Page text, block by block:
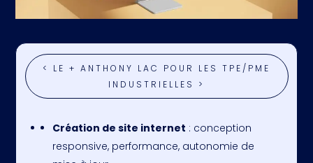
< LE + ANTHONY LAC POUR LES TPE/PME
INDUSTRIELLES >
Création de site internet : conception
responsive, performance, autonomie de